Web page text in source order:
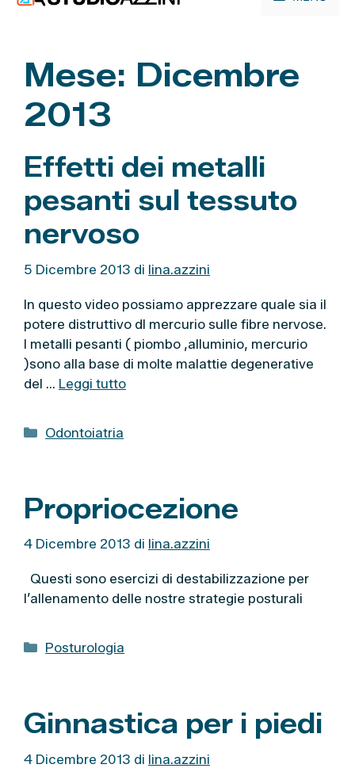
contenuto
Mese: Dicembre
2013
Effetti dei metalli
pesanti sul tessuto
nervoso
5 Dicembre 2013 di lina.azzini
In questo video possiamo apprezzare quale sia il
potere distruttivo dl mercurio sulle fibre nervose.
I metalli pesanti ( piombo ,alluminio, mercurio
)sono alla base di molte malattie degenerative
del … Leggi tutto
C
g
r
e
Odontoiatria
Propriocezione
4 Dicembre 2013 di lina.azzini
Questi sono esercizi di destabilizzazione per
l’allenamento delle nostre strategie posturali
C
g
r
Posturologia
Ginnastica per i piedi
4 Dicembre 2013 di lina.azzini